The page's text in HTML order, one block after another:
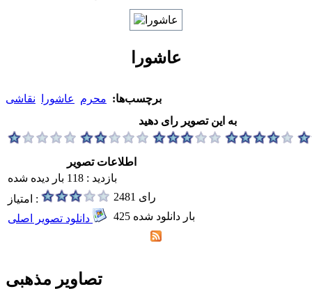
عاشورا
برچسب‌ها: محرم عاشورا
نقاشی
به این تصویر رای دهید
اطلاعات تصویر
بازدید : 118 بار دیده شده
امتیاز :
2481 رای
425 بار دانلود شده
تصاویر مذهبی